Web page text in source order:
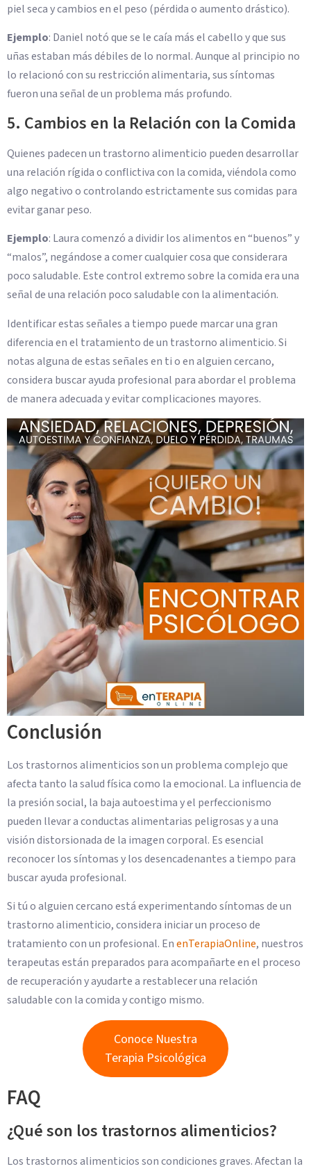
piel seca y cambios en el peso (pérdida o aumento drástico).
Ejemplo: Daniel notó que se le caía más el cabello y que sus
uñas estaban más débiles de lo normal. Aunque al principio no
lo relacionó con su restricción alimentaria, sus síntomas
fueron una señal de un problema más profundo.
5. Cambios en la Relación con la Comida
Quienes padecen un trastorno alimenticio pueden desarrollar
una relación rígida o conflictiva con la comida, viéndola como
algo negativo o controlando estrictamente sus comidas para
evitar ganar peso.
Ejemplo: Laura comenzó a dividir los alimentos en “buenos” y
“malos”, negándose a comer cualquier cosa que considerara
poco saludable. Este control extremo sobre la comida era una
señal de una relación poco saludable con la alimentación.
Identificar estas señales a tiempo puede marcar una gran
diferencia en el tratamiento de un trastorno alimenticio. Si
notas alguna de estas señales en ti o en alguien cercano,
considera buscar ayuda profesional para abordar el problema
de manera adecuada y evitar complicaciones mayores.
Conclusión
Los trastornos alimenticios son un problema complejo que
afecta tanto la salud física como la emocional. La influencia de
la presión social, la baja autoestima y el perfeccionismo
pueden llevar a conductas alimentarias peligrosas y a una
visión distorsionada de la imagen corporal. Es esencial
reconocer los síntomas y los desencadenantes a tiempo para
buscar ayuda profesional.
Si tú o alguien cercano está experimentando síntomas de un
trastorno alimenticio, considera iniciar un proceso de
tratamiento con un profesional. EnenTerapiaOnline, nuestros
terapeutas están preparados para acompañarte en el proceso
de recuperación y ayudarte a restablecer una relación
saludable con la comida y contigo mismo.
Conoce Nuestra
Terapia Psicológica
FAQ
¿Qué son los trastornos alimenticios?
Los trastornos alimenticios son condiciones graves. Afectan la